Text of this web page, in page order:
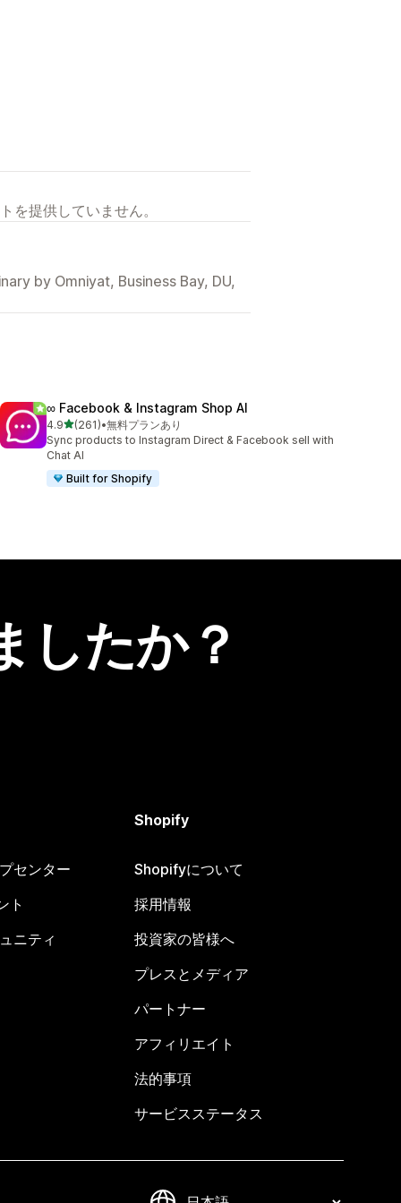
を提供していません。
by Omniyat, Business Bay, DU,
∞ Facebook & Instagram Shop AI
4.95つ星中
(261)
合計レビュー数：261件
•無料プランあり
Sync products to Instagram Direct & Facebook sell with
Chat AI
Built for Shopify
したか？
センター
ト
ニティ
Shopify
Shopifyについて
採用情報
投資家の皆様へ
プレスとメディア
パートナー
アフィリエイト
法的事項
サービスステータス